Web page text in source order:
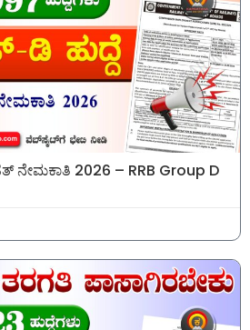
ನೇಮಕಾತಿ 2026 – RRB Group D